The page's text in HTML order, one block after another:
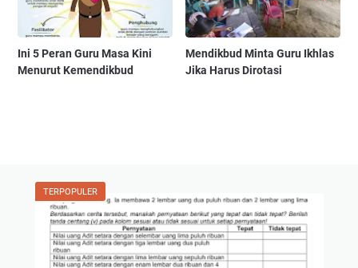
Ini 5 Peran Guru Masa Kini
Menurut Kemendikbud
Mendikbud Minta Guru Ikhlas
Jika Harus Dirotasi
TERPOPULER